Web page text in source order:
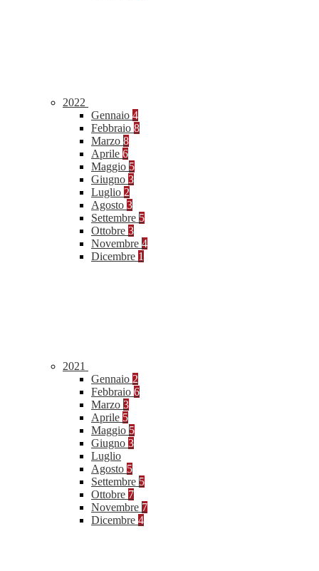
2022
Gennaio 4
Febbraio 8
Marzo 8
Aprile 6
Maggio 5
Giugno 3
Luglio 2
Agosto 3
Settembre 5
Ottobre 3
Novembre 4
Dicembre 1
2021
Gennaio 2
Febbraio 6
Marzo 3
Aprile 5
Maggio 5
Giugno 3
Luglio
Agosto 5
Settembre 5
Ottobre 7
Novembre 7
Dicembre 4